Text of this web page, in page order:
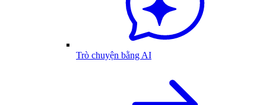
Trò chuyện bằng AI